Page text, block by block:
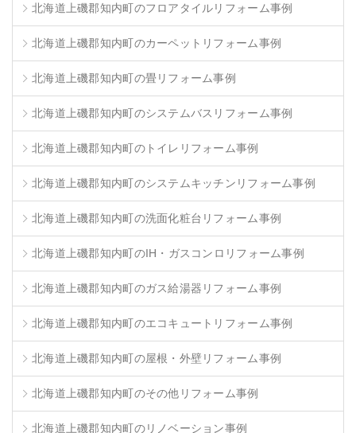
北海道上磯郡知内町のフロアタイルリフォーム事例
北海道上磯郡知内町のカーペットリフォーム事例
北海道上磯郡知内町の畳リフォーム事例
北海道上磯郡知内町のシステムバスリフォーム事例
北海道上磯郡知内町のトイレリフォーム事例
北海道上磯郡知内町のシステムキッチンリフォーム事例
北海道上磯郡知内町の洗面化粧台リフォーム事例
北海道上磯郡知内町のIH・ガスコンロリフォーム事例
北海道上磯郡知内町のガス給湯器リフォーム事例
北海道上磯郡知内町のエコキュートリフォーム事例
北海道上磯郡知内町の屋根・外壁リフォーム事例
北海道上磯郡知内町のその他リフォーム事例
北海道上磯郡知内町のリノベーション事例